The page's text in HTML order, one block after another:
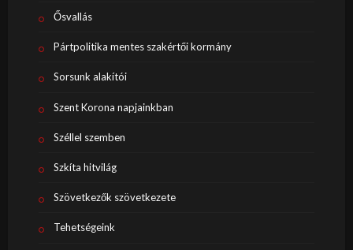
Ősvallás
Pártpolitika mentes szakértői kormány
Sorsunk alakítói
Szent Korona napjainkban
Széllel szemben
Szkíta hitvilág
Szövetkezők szövetkezete
Tehetségeink